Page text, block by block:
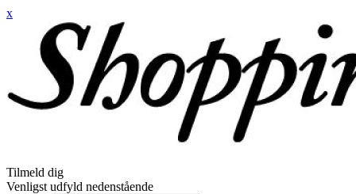
x
Tilmeld dig
Venligst udfyld nedenstående